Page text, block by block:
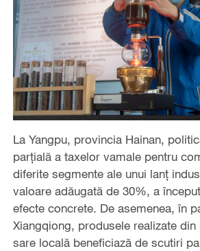
La Yangpu, provincia Hainan,
parțială a taxelor vamale pentru
diferite segmente ale unui lanț
valoare adăugată de 30%, a
efecte concrete. De asemenea, în
Xiangqiong, produsele realizate
sare locală beneficiază de scutiri